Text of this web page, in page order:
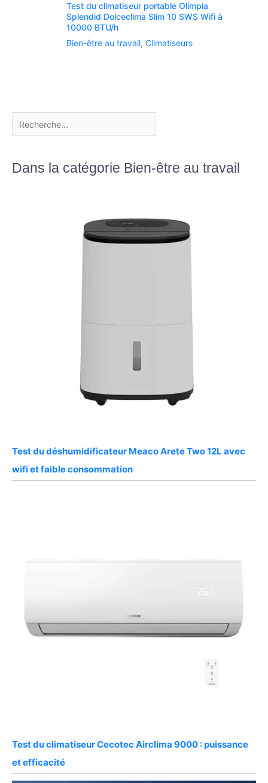
Test du climatiseur portable Olimpia
Splendid Dolceclima Slim 10 SWS Wifi à
10000 BTU/h
Bien-être au travail, Climatiseurs
Dans la catégorie Bien-être au travail
Test du déshumidificateur Meaco Arete Two 12L avec
wifi et faible consommation
Test du climatiseur Cecotec Airclima 9000 : puissance
et efficacité